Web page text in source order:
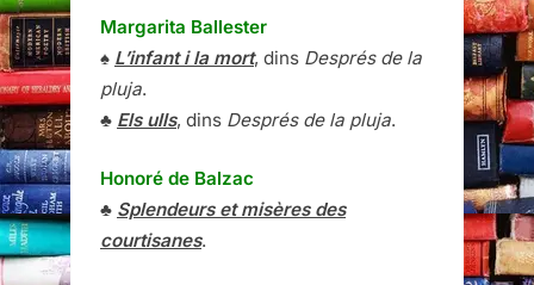
Margarita Ballester
♠ L’infant i la mort, dins Després de la
pluja.
♣ Els ulls, dins Després de la pluja.
Honoré de Balzac
♣ Splendeurs et misères des
courtisanes.